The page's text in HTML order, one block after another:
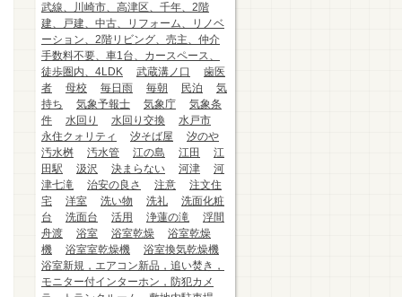
武線、川崎市、高津区、千年、2階
建、戸建、中古、リフォーム、リノベ
ーション、2階リビング、売主、仲介
手数料不要、車1台、カースペース、
徒歩圏内、4LDK
武蔵溝ノ口
歯医
者
母校 毎日雨 毎朝 民泊
気
持ち
気象予報士 気象庁
気象条
件
水回り 水回り交換
水戸市
永住クォリティ
汐そば屋
汐のや
汚水桝
汚水管 江の島 江田
江
田駅
汲沢 決まらない 河津
河
津七滝
治安の良さ 注意
注文住
宅
洋室 洗い物 洗礼
洗面化粧
台
洗面台 活用 浄蓮の滝
浮間
舟渡
浴室 浴室乾燥
浴室乾燥
機
浴室室乾燥機
浴室換気乾燥機
浴室新規，エアコン新品，追い焚き，
モニター付インターホン，防犯カメ